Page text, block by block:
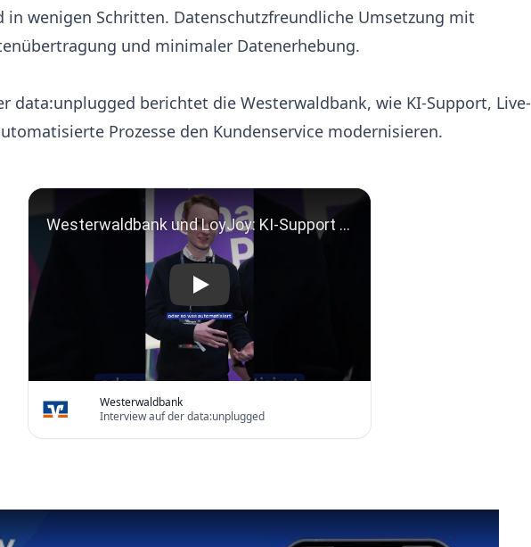
in wenigen Schritten. Datenschutzfreundliche Umsetzung mit
und minimaler Datenerhebung.
data:unplugged berichtet die Westerwaldbank, wie KI-Support, Live-
Prozesse den Kundenservice modernisieren.
Play
Westerwaldbank
Interview auf der data:unplugged